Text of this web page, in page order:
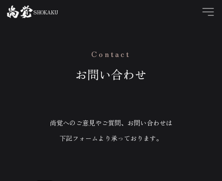
SHOKAKU メニ
Contact
お問い合わせ
尚覚へのご意見やご質問、お問い合わせは
下記フォームより承っております。